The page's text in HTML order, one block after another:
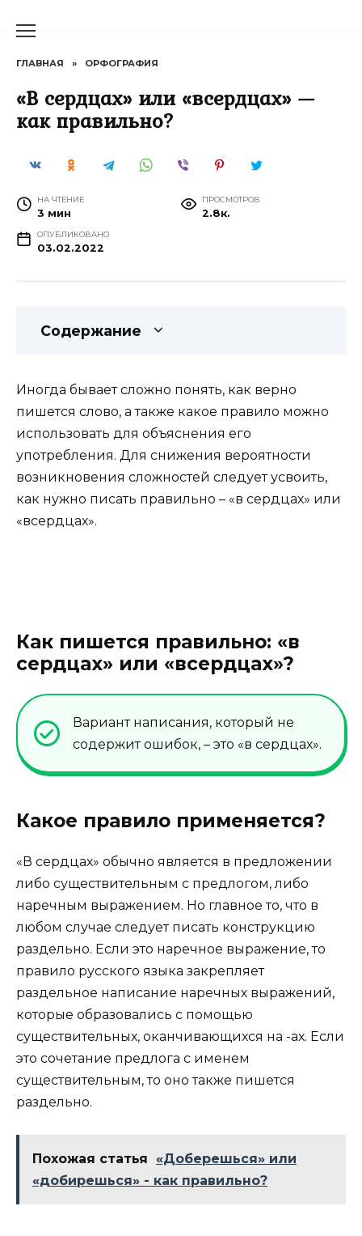
ГЛАВНАЯ » ОРФОГРАФИЯ
«В сердцах» или «всердцах» —
как правильно?
НА ЧТЕНИЕ
3 мин
ПРОСМОТРОВ
2.8к.
ОПУБЛИКОВАНО
03.02.2022
Содержание
Иногда бывает сложно понять, как верно
пишется слово, а также какое правило можно
использовать для объяснения его
употребления. Для снижения вероятности
возникновения сложностей следует усвоить,
как нужно писать правильно – «в сердцах» или
«всердцах».
Как пишется правильно: «в
сердцах» или «всердцах»?
Вариант написания, который не
содержит ошибок, – это «в сердцах».
Какое правило применяется?
«В сердцах» обычно является в предложении
либо существительным с предлогом, либо
наречным выражением. Но главное то, что в
любом случае следует писать конструкцию
раздельно. Если это наречное выражение, то
правило русского языка закрепляет
раздельное написание наречных выражений,
которые образовались с помощью
существительных, оканчивающихся на -ах. Если
это сочетание предлога с именем
существительным, то оно также пишется
раздельно.
Похожая статья
«Доберешься» или
«добирешься» - как правильно?